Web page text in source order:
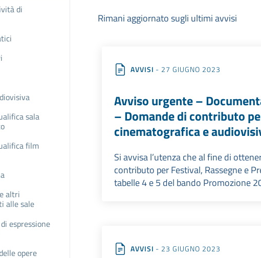
di
sala
film
altri
alle sale
espressione
opere
Rimani aggiornato sugli ultimi avvisi
AVVISI - 27 GIUGNO 2023
Avviso urgente –
– Domande di contributo
cinematografica e
Si avvisa l’utenza che al fine di
contributo per Festival, Rassegne e
tabelle 4 e 5 del bando Promozione
AVVISI - 23 GIUGNO 2023